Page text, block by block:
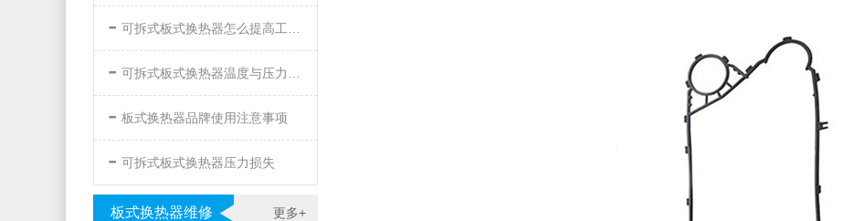
- 可拆式板式换热器怎么提高工作效率
- 可拆式板式换热器温度与压力的要求
- 板式换热器品牌使用注意事项
- 可拆式板式换热器压力损失
更多+
板式换热器维修